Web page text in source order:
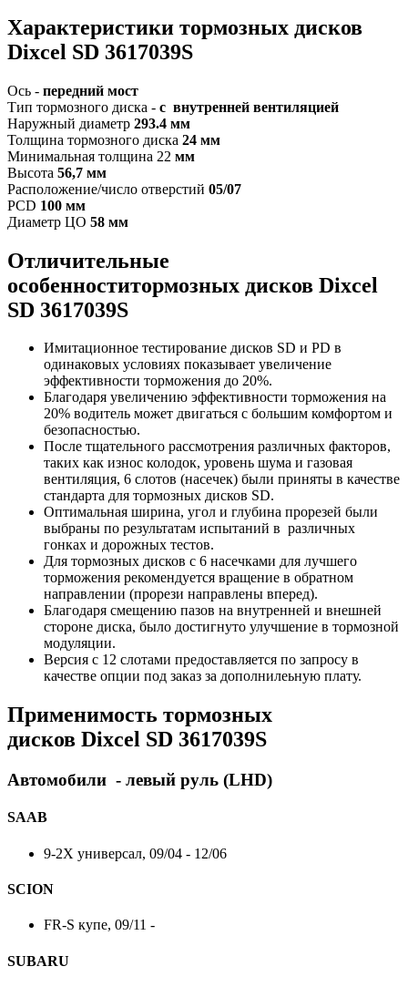
Характеристики тормозных дисков
Dixcel SD 3617039S
Ось - передний мост
Тип тормозного диска - с внутренней вентиляцией
Наружный диаметр 293.4 мм
Толщина тормозного диска 24 мм
Минимальная толщина 22 мм
Высота 56,7 мм
Расположение/число отверстий 05/07
PCD 100 мм
Диаметр ЦО 58 мм
Отличительные
особенноститормозных дисков Dixcel
SD 3617039S
Имитационное тестирование дисков SD и PD в
одинаковых условиях показывает увеличение
эффективности торможения до 20%.
Благодаря увеличению эффективности торможения на
20% водитель может двигаться с большим комфортом и
безопасностью.
После тщательного рассмотрения различных факторов,
таких как износ колодок, уровень шума и газовая
вентиляция, 6 слотов (насечек) были приняты в качестве
стандарта для тормозных дисков SD.
Оптимальная ширина, угол и глубина прорезей были
выбраны по результатам испытаний в различных
гонках и дорожных тестов.
Для тормозных дисков с 6 насечками для лучшего
торможения рекомендуется вращение в обратном
направлении (прорези направлены вперед).
Благодаря смещению пазов на внутренней и внешней
стороне диска, было достигнуто улучшение в тормозной
модуляции.
Версия с 12 слотами предоставляется по запросу в
качестве опции под заказ за дополнилеьную плату.
Применимость тормозных
дисков Dixcel SD 3617039S
Автомобили - левый руль (LHD)
SAAB
9-2X универсал, 09/04 - 12/06
SCION
FR-S купе, 09/11 -
SUBARU